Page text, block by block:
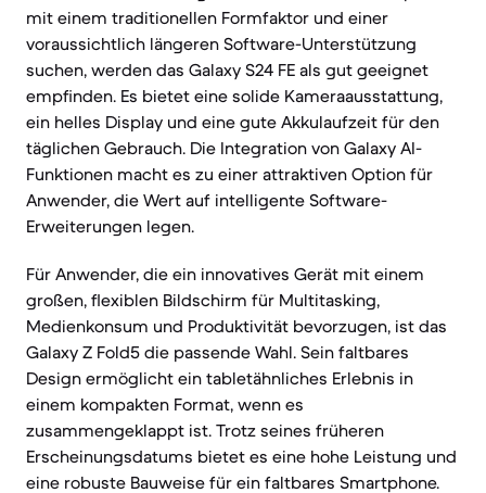
mit einem traditionellen Formfaktor und einer
voraussichtlich längeren Software-Unterstützung
suchen, werden das Galaxy S24 FE als gut geeignet
empfinden. Es bietet eine solide Kameraausstattung,
ein helles Display und eine gute Akkulaufzeit für den
täglichen Gebrauch. Die Integration von Galaxy AI-
Funktionen macht es zu einer attraktiven Option für
Anwender, die Wert auf intelligente Software-
Erweiterungen legen.
Für Anwender, die ein innovatives Gerät mit einem
großen, flexiblen Bildschirm für Multitasking,
Medienkonsum und Produktivität bevorzugen, ist das
Galaxy Z Fold5 die passende Wahl. Sein faltbares
Design ermöglicht ein tabletähnliches Erlebnis in
einem kompakten Format, wenn es
zusammengeklappt ist. Trotz seines früheren
Erscheinungsdatums bietet es eine hohe Leistung und
eine robuste Bauweise für ein faltbares Smartphone.